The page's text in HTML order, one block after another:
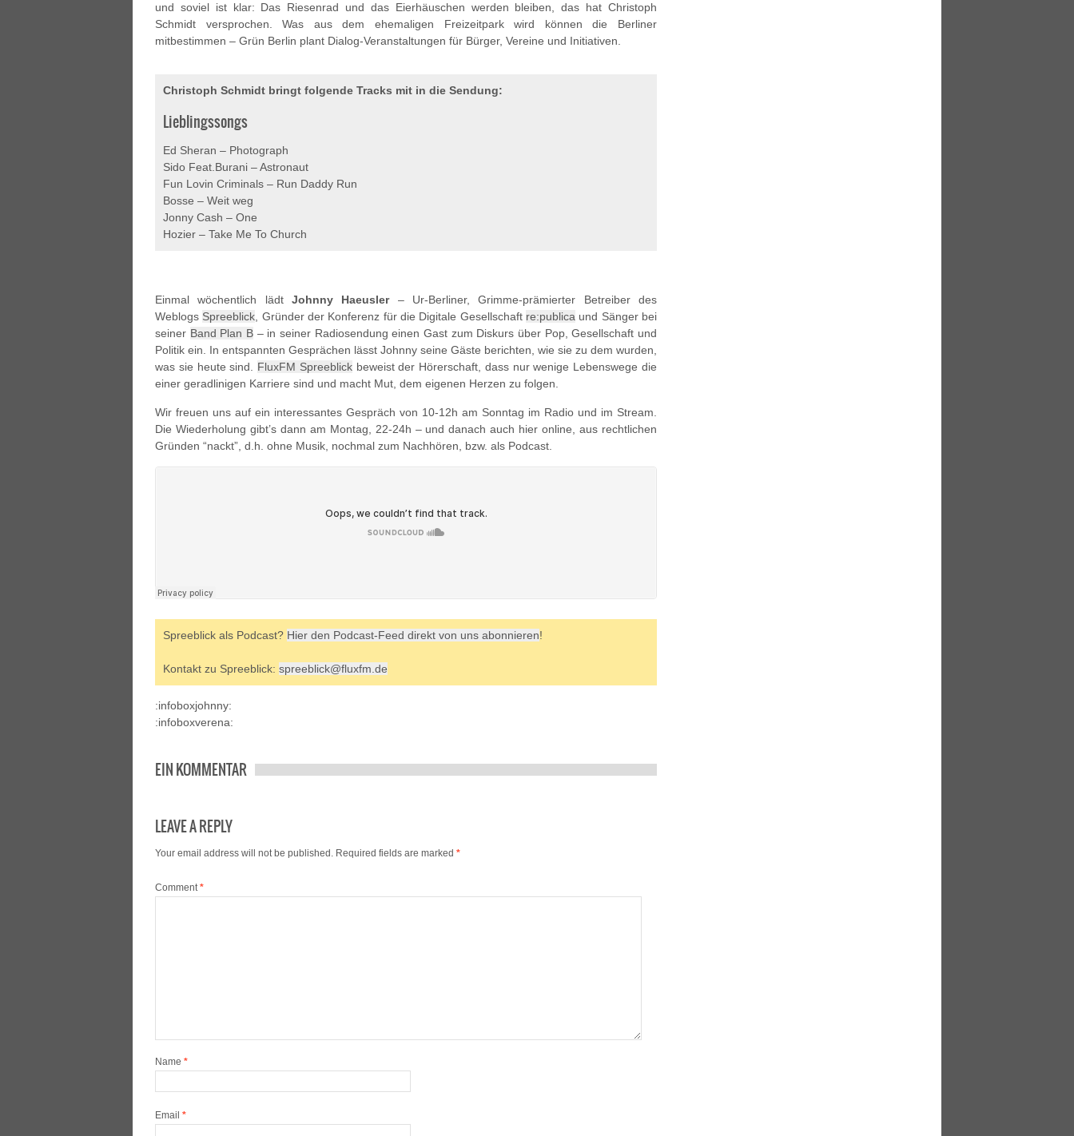
und soviel ist klar: Das Riesenrad und das Eierhäuschen werden bleiben, das hat Christoph
Schmidt versprochen. Was aus dem ehemaligen Freizeitpark wird können die Berliner
mitbestimmen – Grün Berlin plant Dialog-Veranstaltungen für Bürger, Vereine und Initiativen.
Christoph Schmidt bringt folgende Tracks mit in die Sendung:
Lieblingssongs
Ed Sheran – Photograph
Sido Feat.Burani – Astronaut
Fun Lovin Criminals – Run Daddy Run
Bosse – Weit weg
Jonny Cash – One
Hozier – Take Me To Church
Einmal wöchentlich lädt Johnny Haeusler– Ur-Berliner, Grimme-prämierter Betreiber des
Weblogs Spreeblick , Gründer der Konferenz für die Digitale Gesellschaft re:publica und Sänger bei
seiner Band Plan B – in seiner Radiosendung einen Gast zum Diskurs über Pop, Gesellschaft und
Politik ein. In entspannten Gesprächen lässt Johnny seine Gäste berichten, wie sie zu dem wurden,
was sie heute sind. FluxFM Spreeblickbeweist der Hörerschaft, dass nur wenige Lebenswege die
einer geradlinigen Karriere sind und macht Mut, dem eigenen Herzen zu folgen.
Wir freuen uns auf ein interessantes Gespräch von 10-12h am Sonntag im Radio und im Stream.
Die Wiederholung gibt’s dann am Montag, 22-24h – und danach auch hier online, aus rechtlichen
Gründen “nackt”, d.h. ohne Musik, nochmal zum Nachhören, bzw. als Podcast.
Spreeblick als Podcast? Hier den Podcast-Feed direkt von uns abonnieren!
Kontakt zu Spreeblick: spreeblick@fluxfm.de
:infoboxjohnny:
:infoboxverena:
EIN KOMMENTAR
LEAVE A REPLY
Your email address will not be published. Required fields are marked *
Comment*
Name *
Email *